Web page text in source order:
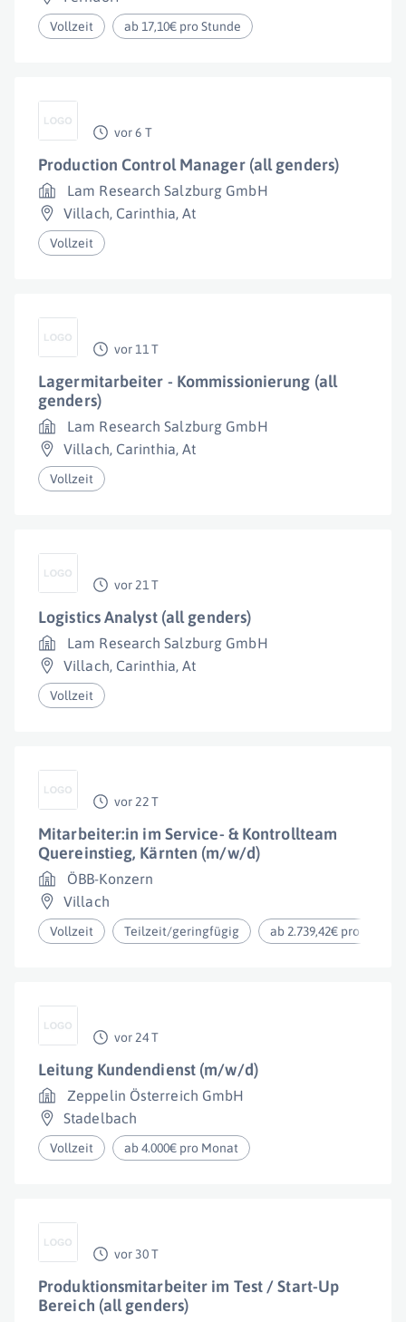
Vollzeit ab 17,10€ pro Stunde
vor 6 T
Production Control Manager (all genders)
Lam Research Salzburg GmbH
Villach, Carinthia,At
Vollzeit
vor 11 T
Lagermitarbeiter - Kommissionierung (all
genders)
Lam Research Salzburg GmbH
Villach, Carinthia,At
Vollzeit
vor 21 T
Logistics Analyst (all genders)
Lam Research Salzburg GmbH
Villach, Carinthia,At
Vollzeit
vor 22 T
Mitarbeiter:in im Service- & Kontrollteam
Quereinstieg, Kärnten (m/w/d)
ÖBB-Konzern
Villach
Vollzeit Teilzeit/geringfügig ab 2.739,42€ pro Monat
vor 24 T
Leitung Kundendienst (m/w/d)
Zeppelin Österreich GmbH
Stadelbach
Vollzeit ab 4.000€ pro Monat
vor 30 T
Produktionsmitarbeiter im Test / Start-Up
Bereich (all genders)